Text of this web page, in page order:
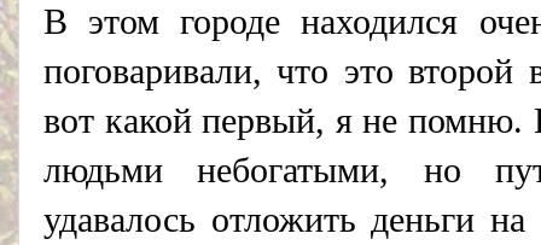
В этом городе находился
поговаривали, что это
вот какой первый, я не помню.
людьми небогатыми, но
удавалось отложить деньги